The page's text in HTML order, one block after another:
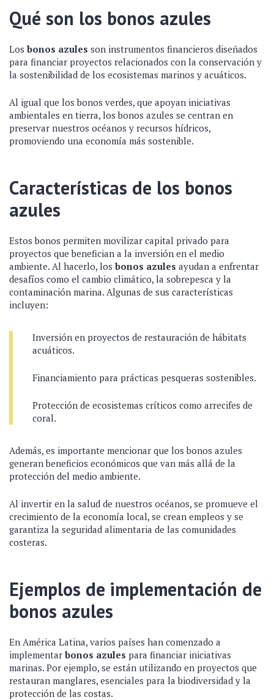
Qué son los bonos azules
Los bonos azules son instrumentos financieros diseñados
para financiar proyectos relacionados con la conservación y
la sostenibilidad de los ecosistemas marinos y acuáticos.
Al igual que los bonos verdes, que apoyan iniciativas
ambientales en tierra, los bonos azules se centran en
preservar nuestros océanos y recursos hídricos,
promoviendo una economía más sostenible.
Características de los bonos
azules
Estos bonos permiten movilizar capital privado para
proyectos que benefician a la inversión en el medio
ambiente. Al hacerlo, los bonos azules ayudan a enfrentar
desafíos como el cambio climático, la sobrepesca y la
contaminación marina. Algunas de sus características
incluyen:
Inversión en proyectos de restauración de hábitats
acuáticos.
Financiamiento para prácticas pesqueras sostenibles.
Protección de ecosistemas críticos como arrecifes de
coral.
Además, es importante mencionar que los bonos azules
generan beneficios económicos que van más allá de la
protección del medio ambiente.
Al invertir en la salud de nuestros océanos, se promueve el
crecimiento de la economía local, se crean empleos y se
garantiza la seguridad alimentaria de las comunidades
costeras.
Ejemplos de implementación de
bonos azules
En América Latina, varios países han comenzado a
implementar bonos azules para financiar iniciativas
marinas. Por ejemplo, se están utilizando en proyectos que
restauran manglares, esenciales para la biodiversidad y la
protección de las costas.